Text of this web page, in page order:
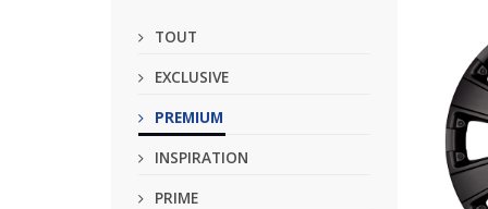
TOUT
EXCLUSIVE
PREMIUM
INSPIRATION
PRIME